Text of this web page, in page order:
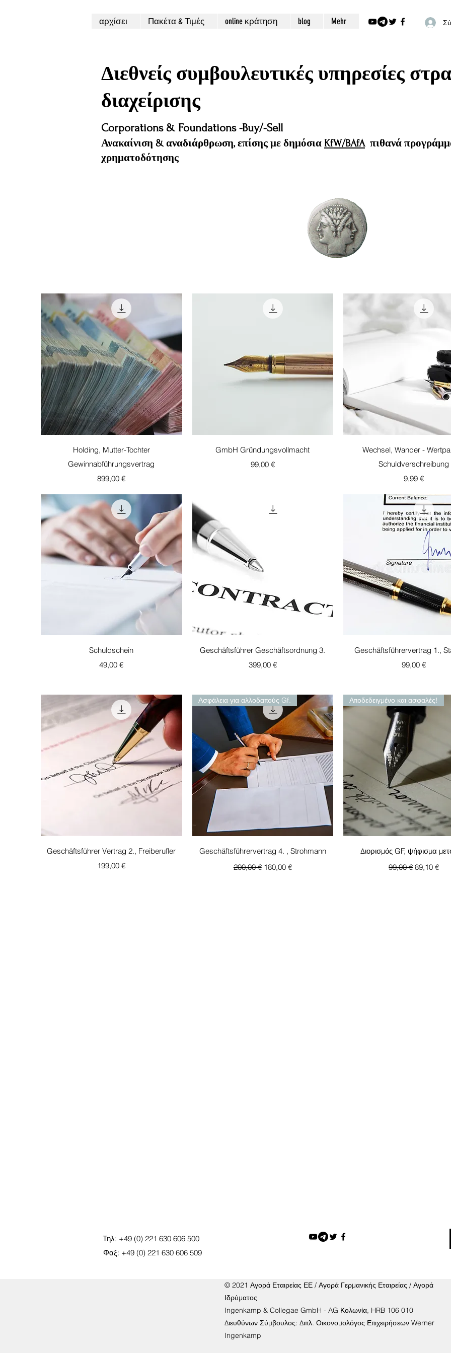
αρχίσει Πακέτα & Τιμές online κράτηση blog Mehr
Διεθνείς συμβουλευτικές υπηρεσίες
διαχείρισης
Corporations & Foundations -Buy/-Sell
Ανακαίνιση & αναδιάρθρωση, επίσης με δημόσια KfW/BAfA πιθανά
χρηματοδότησης
Γρήγορη προβολή
Holding, Mutter-Tochter
Gewinnabführungsvertrag
Τιμή
899,00 €
Γρήγορη προβολή
GmbH Gründungsvollmacht
Τιμή
99,00 €
Γρήγορη προβολή
Wechsel, Wander -
Schuldverschreibung
Τιμή
9,99 €
Γρήγορη προβολή
Schuldschein
Τιμή
49,00 €
Γρήγορη προβολή
Geschäftsführer Geschäftsordnung 3.
Τιμή
399,00 €
Γρήγορη προβολή
Geschäftsführervertrag 1.,
Τιμή
99,00 €
Γρήγορη προβολή
Geschäftsführer Vertrag 2., Freiberufler
Τιμή
199,00 €
Γρήγορη προβολή
Ασφάλεια για αλλοδαπούς Gf.
Geschäftsführervertrag 4. , Strohmann
Κανονική τιμή
200,00 € Τιμή Έκπτωσης
180,00 €
Γρήγορη προβολή
Αποδεδειγμένο και ασφαλές!
Διορισμός GF, ψήφισμα
Κανονική τιμή
99,00 € Τιμή
89,10 €
Τηλ: +49 (0) 221 630 606 500
Φαξ: +49 (0) 221 630 606 509
© 2021 Αγορά Εταιρείας ΕΕ / Αγορά Γερμανικής Εταιρείας / Αγορά
Ιδρύματος
Ingenkamp & Collegae GmbH - AG Κολωνία, HRB 106 010
Διευθύνων Σύμβουλος: Διπλ. Οικονομολόγος Επιχειρήσεων Werner
Ingenkamp